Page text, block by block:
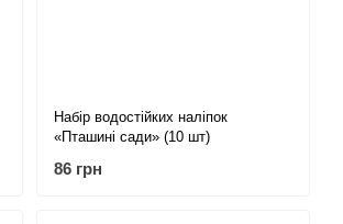
Набір водостійких наліпок
«Пташині сади» (10 шт)
86 грн